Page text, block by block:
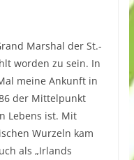
Marshal der St.-
worden zu sein. In
meine Ankunft in
der Mittelpunkt
Lebens ist. Mit
Wurzeln kam
als „Irlands